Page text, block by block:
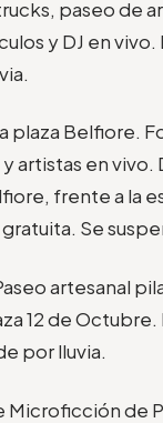
paseo de
y DJ en vivo.
plaza Belfiore.
artistas en vivo.
frente a la
Se
artesanal
12 de
por lluvia.
Microficción de